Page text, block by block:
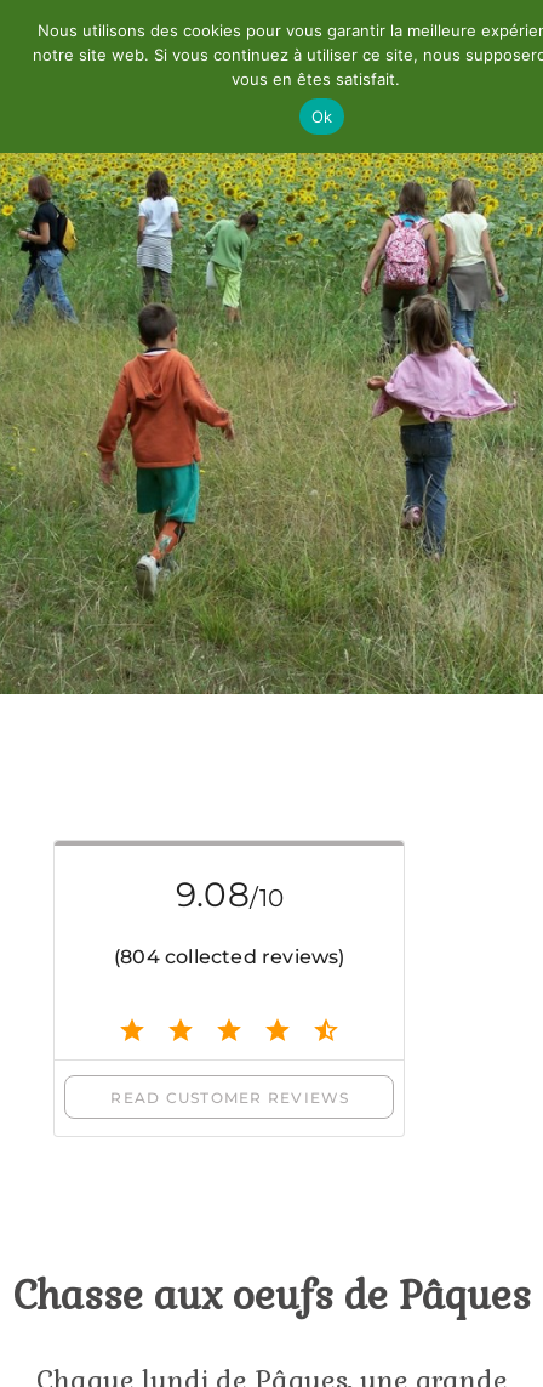
Chasse aux oeufs de Pâques
Chaque lundi de Pâques, une grande
Nous utilisons des cookies pour vous garantir la meilleure
notre site web. Si vous continuez à utiliser ce site, nous
vous en êtes satisfait.
Ok